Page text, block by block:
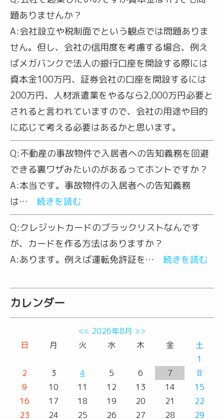
題ありませんか？
A:会社設立や税制面でという観点では問題ありま
せん。但し、会社の信用度を考慮する場合、例え
ばメガバンクで法人の銀行口座を開設する際には
資本金100万円、証券会社の口座を開設するには
200万円、人材派遣業をやるなら2,000万円必要と
されると言われていますので、会社の用途や目的
に応じて考える必要はあるかと思います。
Q:不動産の事故物件で入居者への告知義務を回避
できる裏ワザみたいのがあるってホントですか？
A:本当です。事故物件の入居者への告知義務
は… 続きを読む
Q: クレジットカードのブラックリストなんです
が、カードを作る方法はありますか？
A: あります。例えば運転免許証を… 続きを読む
カレンダー
<< 2026年8月 >>
日
月 火 水 木 金
土
1
2
3 4 5 6 7
8
9
10 11 12 13 14
15
16
17 18 19 20 21
22
23
24 25 26 27 28 29